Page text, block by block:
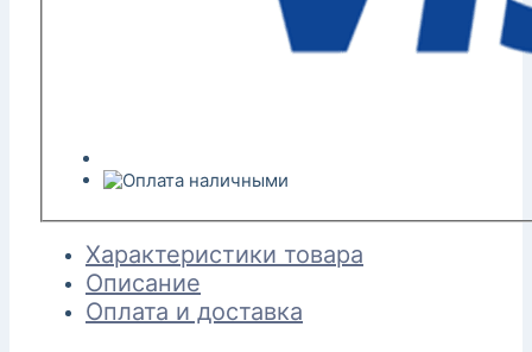
Характеристики товара
Описание
Оплата и доставка